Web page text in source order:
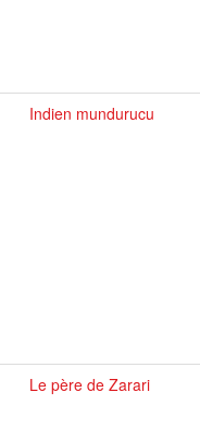
Indien mundurucu
Le père de Zarari